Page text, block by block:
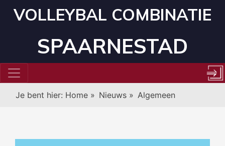
VOLLEYBAL COMBINATIE
SPAARNESTAD
Je bent hier: Home » Nieuws » Algemeen